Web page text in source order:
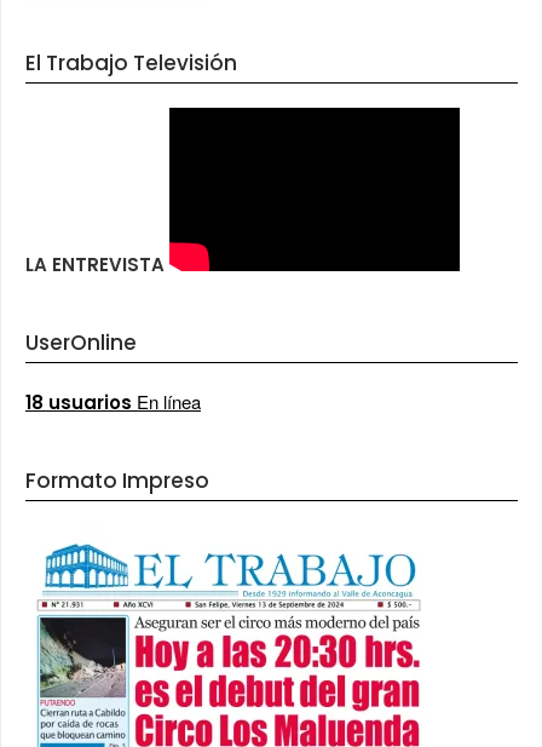
El Trabajo Televisión
LA ENTREVISTA
UserOnline
18 usuarios En línea
Formato Impreso